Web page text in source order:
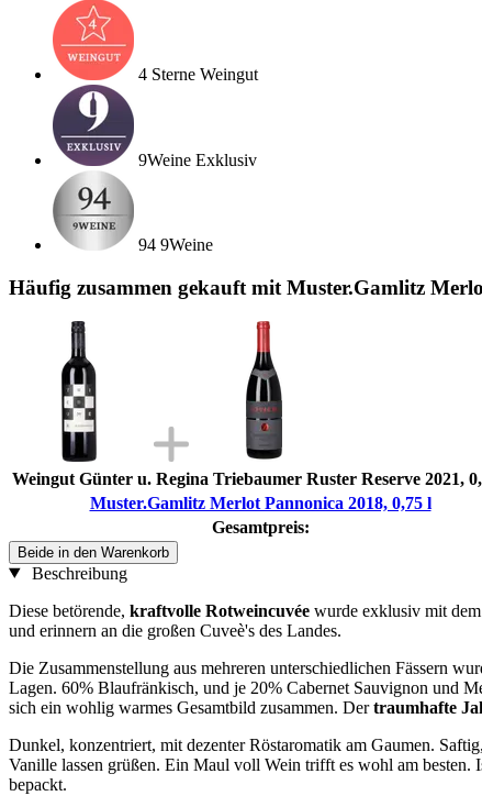
4 Sterne Weingut
9Weine Exklusiv
94 9Weine
Häufig zusammen gekauft mit Muster.Gamlitz
Weingut Günter u. Regina Triebaumer Ruster Reserve 2021,
Muster.Gamlitz Merlot Pannonica 2018, 0,75 l
Gesamtpreis:
Beide in den Warenkorb
Beschreibung
Diese betörende, kraftvolle Rotweincuvée wurde exklusiv mit
und erinnern an die großen Cuveè's des Landes.
Die Zusammenstellung aus mehreren unterschiedlichen Fässern
Lagen. 60% Blaufränkisch, und je 20% Cabernet Sauvignon und
sich ein wohlig warmes Gesamtbild zusammen. Dertraumhafte
Dunkel, konzentriert, mit dezenter Röstaromatik am Gaumen.
Vanille lassen grüßen. Ein Maul voll Wein trifft es wohl am besten.
bepackt.